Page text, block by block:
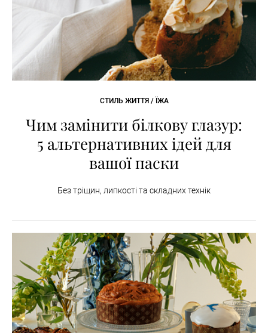
СТИЛЬ ЖИТТЯ / ЇЖА
Чим замінити білкову глазур:
5 альтернативних ідей для
вашої паски
Без тріщин, липкості та складних технік